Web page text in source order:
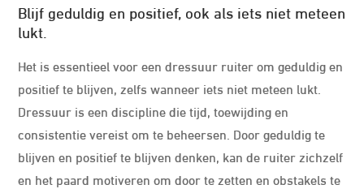
Blijf geduldig en positief, ook als iets niet meteen
lukt.
Het is essentieel voor een dressuur ruiter om geduldig en
positief te blijven, zelfs wanneer iets niet meteen lukt.
Dressuur is een discipline die tijd, toewijding en
consistentie vereist om te beheersen. Door geduldig te
blijven en positief te blijven denken, kan de ruiter zichzelf
en het paard motiveren om door te zetten en obstakels te